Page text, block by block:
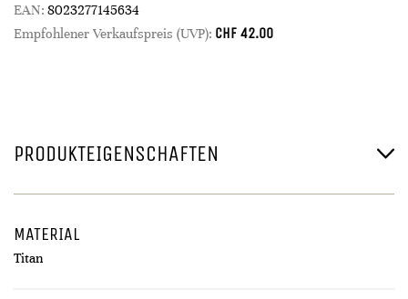
EAN: 8023277145634
Empfohlener Verkaufspreis (UVP): CHF 42.00
PRODUKTEIGENSCHAFTEN
MATERIAL
Titan